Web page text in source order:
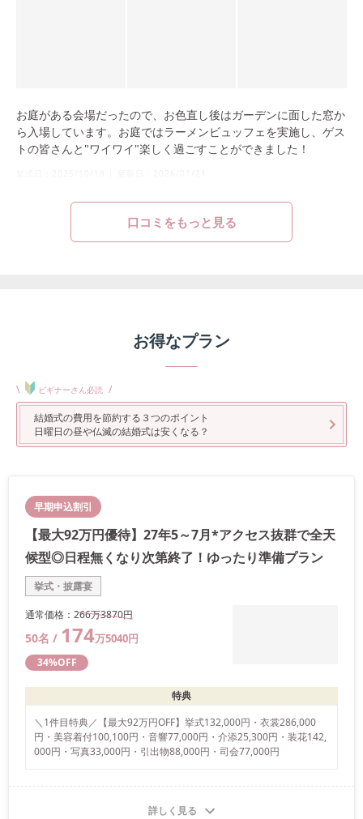
お庭がある会場だったので、お色直し後はガーデンに面した窓か
ら入場しています。お庭ではラーメンビュッフェを実施し、ゲス
トの皆さんと"ワイワイ"楽しく過ごすことができました！
口コミをもっと見る
お得なプラン
\ ビギナーさん必読 /
結婚式の費用を節約する３つのポイント
日曜日の昼や仏滅の結婚式は安くなる？
早期申込割引
【最大92万円優待】27年5～7月*アクセス抜群で全天
候型◎日程無くなり次第終了！ゆったり準備プラン
挙式・披露宴
通常価格： 266万3870円
50名 / 174万5040円
34%OFF
特典
＼1件目特典／【最大92万円OFF】挙式132,000円・衣裳286,000
円・美容着付100,100円・音響77,000円・介添25,300円・装花142,
000円・写真33,000円・引出物88,000円・司会77,000円
詳しく見る